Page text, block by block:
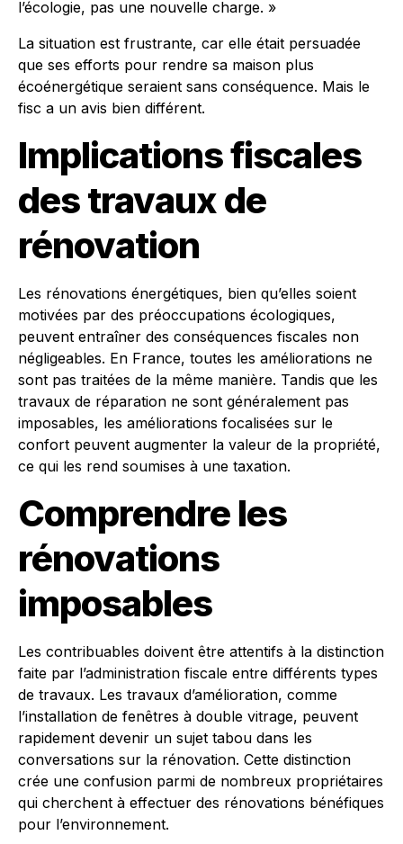
l’écologie, pas une nouvelle charge. »
La situation est frustrante, car elle était persuadée
que ses efforts pour rendre sa maison plus
écoénergétique seraient sans conséquence. Mais le
fisc a un avis bien différent.
Implications fiscales
des travaux de
rénovation
Les rénovations énergétiques, bien qu’elles soient
motivées par des préoccupations écologiques,
peuvent entraîner des conséquences fiscales non
négligeables. En France, toutes les améliorations ne
sont pas traitées de la même manière. Tandis que les
travaux de réparation ne sont généralement pas
imposables, les améliorations focalisées sur le
confort peuvent augmenter la valeur de la propriété,
ce qui les rend soumises à une taxation.
Comprendre les
rénovations
imposables
Les contribuables doivent être attentifs à la distinction
faite par l’administration fiscale entre différents types
de travaux. Les travaux d’amélioration, comme
l’installation de fenêtres à double vitrage, peuvent
rapidement devenir un sujet tabou dans les
conversations sur la rénovation. Cette distinction
crée une confusion parmi de nombreux propriétaires
qui cherchent à effectuer des rénovations bénéfiques
pour l’environnement.